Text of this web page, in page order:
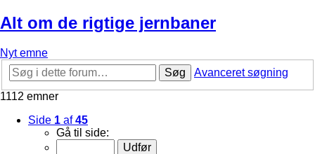
Alt om de rigtige jernbaner
Nyt emne
Søg
Avanceret søgning
1112 emner
Side 1 af45
Gå til side: